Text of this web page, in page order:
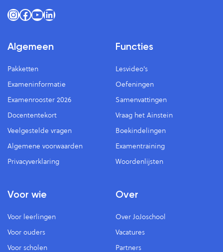
Instagram
Facebook
YouTube
LinkedIn
Algemeen
Pakketten
Exameninformatie
Examenrooster 2026
Docententekort
Veelgestelde vragen
Algemene voorwaarden
Privacyverklaring
Functies
Lesvideo's
Oefeningen
Samenvattingen
Vraag het Ainstein
Boekindelingen
Examentraining
Woordenlijsten
Voor wie
Voor leerlingen
Voor ouders
Voor scholen
Over
Over JoJoschool
Vacatures
Partners